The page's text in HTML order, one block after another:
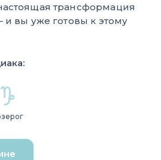
трансформация
и вы уже готовы к этому